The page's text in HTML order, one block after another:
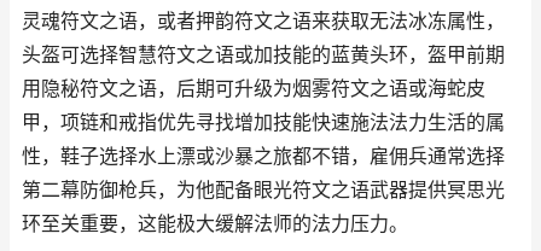
灵魂符文之语，或者押韵符文之语来获取无法冰冻属性，
头盔可选择智慧符文之语或加技能的蓝黄头环，盔甲前期
用隐秘符文之语，后期可升级为烟雾符文之语或海蛇皮
甲，项链和戒指优先寻找增加技能快速施法法力生活的属
性，鞋子选择水上漂或沙暴之旅都不错，雇佣兵通常选择
第二幕防御枪兵，为他配备眼光符文之语武器提供冥思光
环至关重要，这能极大缓解法师的法力压力。